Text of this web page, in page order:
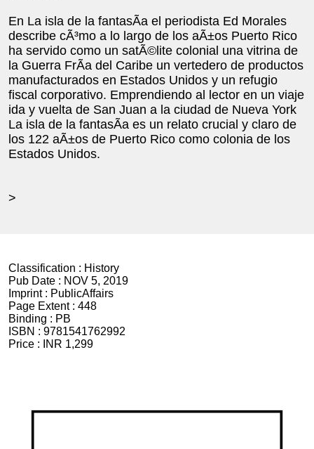
En La isla de la fantasÃ­a el periodista Ed Morales
describe cÃ³mo a lo largo de los aÃ±os Puerto Rico
ha servido como un satÃ©lite colonial una vitrina de
la Guerra FrÃ­a del Caribe un vertedero de productos
manufacturados en Estados Unidos y un refugio
fiscal corporativo. Emprendiendo al lector en un viaje
ida y vuelta de San Juan a la ciudad de Nueva York
La isla de la fantasÃ­a es un relato crucial y claro de
los 122 aÃ±os de Puerto Rico como colonia de los
Estados Unidos.
>
Classification : History
Pub Date : NOV 5, 2019
Imprint : PublicAffairs
Page Extent : 448
Binding : PB
ISBN : 9781541762992
Price :
INR 1,299